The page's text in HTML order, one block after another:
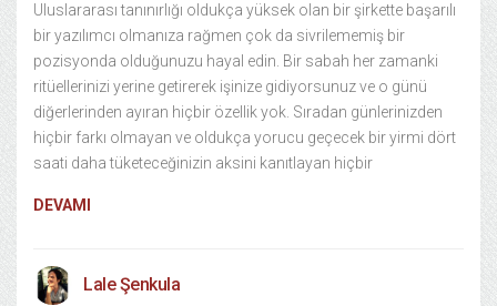
Uluslararası tanınırlığı oldukça yüksek olan bir şirkette başarılı
bir yazılımcı olmanıza rağmen çok da sivrilememiş bir
pozisyonda olduğunuzu hayal edin. Bir sabah her zamanki
ritüellerinizi yerine getirerek işinize gidiyorsunuz ve o günü
diğerlerinden ayıran hiçbir özellik yok. Sıradan günlerinizden
hiçbir farkı olmayan ve oldukça yorucu geçecek bir yirmi dört
saati daha tüketeceğinizin aksini kanıtlayan hiçbir
DEVAMI
Lale Şenkula